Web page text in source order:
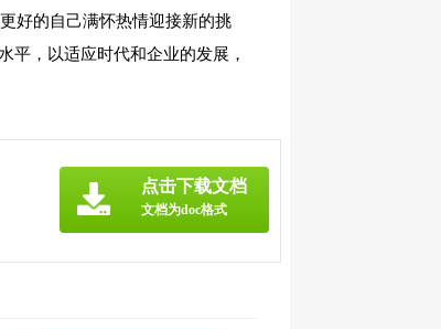
好的自己满怀热情迎接新的挑
平，以适应时代和企业的发展，
点击下载文档
文档为doc格式